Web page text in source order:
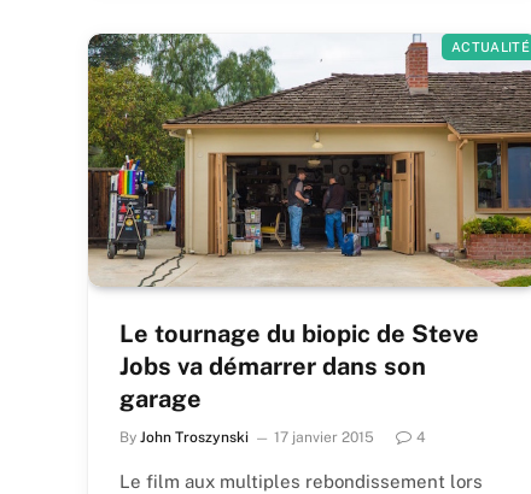
ACTUALITÉ
Le tournage du biopic de Steve
Jobs va démarrer dans son
garage
By John Troszynski 17 janvier 2015 4
Le film aux multiples rebondissement lors